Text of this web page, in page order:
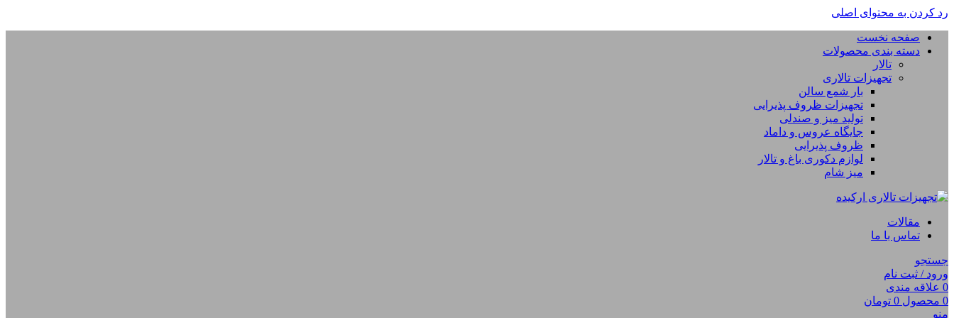
رد کردن به محتوای اصلی
صفحه نخست
دسته بندی محصولات
تالار
تجهیزات تالاری
بار شمع سالن
تجهیزات ظروف پذیرایی
تولید میز و صندلی
جایگاه عروس و داماد
ظروف پذیرایی
لوازم دکوری باغ و تالار
میز شام
مقالات
تماس با ما
جستجو
ورود / ثبت نام
0 علاقه مندی
0 محصول 0 تومان
منو